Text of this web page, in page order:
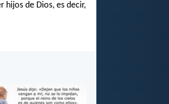
hijos de Dios, es decir,